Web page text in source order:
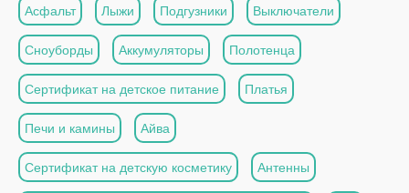
Асфальт Лыжи Подгузники Выключатели
Сноуборды Аккумуляторы Полотенца
Сертификат на детское питание Платья
Печи и камины Айва
Сертификат на детскую косметику Антенны